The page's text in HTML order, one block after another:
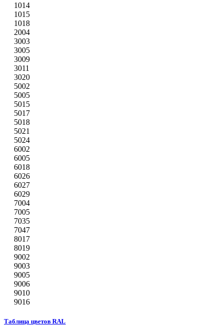
1014
1015
1018
2004
3003
3005
3009
3011
3020
5002
5005
5015
5017
5018
5021
5024
6002
6005
6018
6026
6027
6029
7004
7005
7035
7047
8017
8019
9002
9003
9005
9006
9010
9016
Таблица цветов RAL